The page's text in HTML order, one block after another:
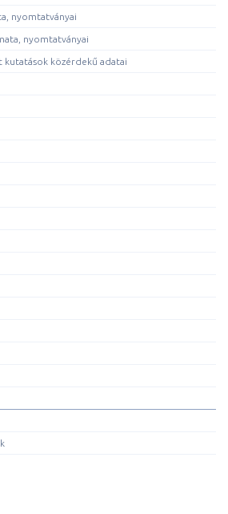
nyomtatványai
nyomtatványai
kutatások közérdekű adatai